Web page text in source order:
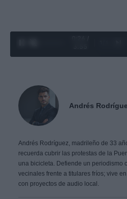
Andrés
Andrés Rodríguez, madrileño de 33
recuerda cubrir las protestas de la
una bicicleta. Defiende un periodismo
vecinales frente a titulares fríos; vive
con proyectos de audio local.